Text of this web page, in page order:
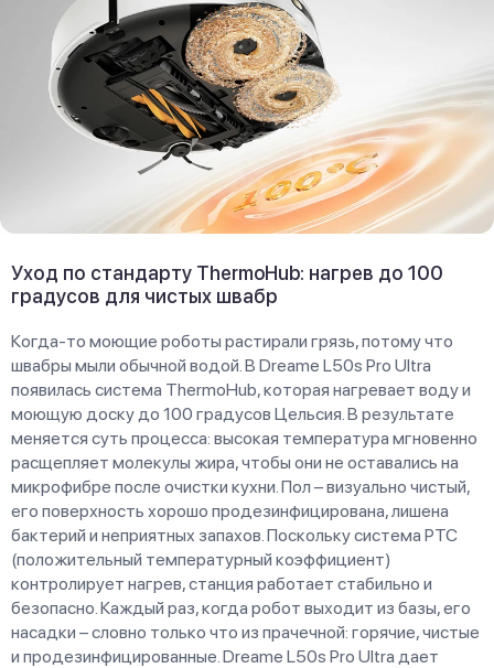
Уход по стандарту ThermoHub: нагрев до 100
градусов для чистых швабр
Когда-то моющие роботы растирали грязь, потому что
швабры мыли обычной водой. В Dreame L50s Pro Ultra
появилась система ThermoHub, которая нагревает воду и
моющую доску до 100 градусов Цельсия. В результате
меняется суть процесса: высокая температура мгновенно
расщепляет молекулы жира, чтобы они не оставались на
микрофибре после очистки кухни. Пол – визуально чистый,
его поверхность хорошо продезинфицирована, лишена
бактерий и неприятных запахов. Поскольку система PTC
(положительный температурный коэффициент)
контролирует нагрев, станция работает стабильно и
безопасно. Каждый раз, когда робот выходит из базы, его
насадки – словно только что из прачечной: горячие, чистые
и продезинфицированные. Dreame L50s Pro Ultra дает